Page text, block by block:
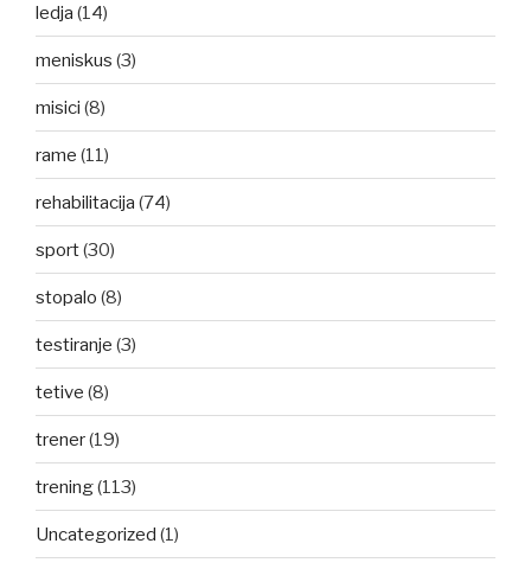
ledja (14)
meniskus (3)
misici (8)
rame (11)
rehabilitacija (74)
sport(30)
stopalo (8)
testiranje (3)
tetive (8)
trener(19)
trening(113)
Uncategorized (1)